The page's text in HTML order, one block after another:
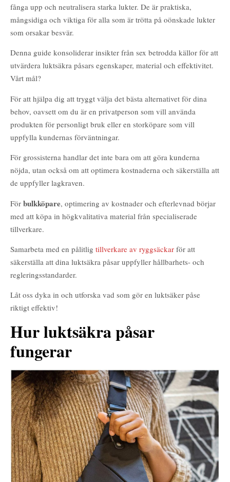
fånga upp och neutralisera starka lukter. De är praktiska,
mångsidiga och viktiga för alla som är trötta på oönskade lukter
som orsakar besvär.
Denna guide konsoliderar insikter från sex betrodda källor för att
utvärdera luktsäkra påsars egenskaper, material och effektivitet.
Vårt mål?
För att hjälpa dig att tryggt välja det bästa alternativet för dina
behov, oavsett om du är en privatperson som vill använda
produkten för personligt bruk eller en storköpare som vill
uppfylla kundernas förväntningar.
För grossisterna handlar det inte bara om att göra kunderna
nöjda, utan också om att optimera kostnaderna och säkerställa att
de uppfyller lagkraven.
För bulkköpare, optimering av kostnader och efterlevnad börjar
med att köpa in högkvalitativa material från specialiserade
tillverkare.
Samarbeta med en pålitlig tillverkare av ryggsäckar för att
säkerställa att dina luktsäkra påsar uppfyller hållbarhets- och
regleringsstandarder.
Låt oss dyka in och utforska vad som gör en luktsäker påse
riktigt effektiv!
Hur luktsäkra påsar
fungerar